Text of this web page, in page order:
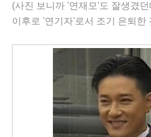
(사진 보니까 '연재모'도 잘생겼
이후로 '연기자'로서 조기 은퇴한